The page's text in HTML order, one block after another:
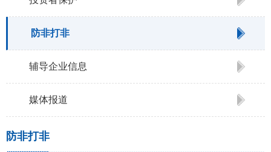
防非打非
辅导企业信息
媒体报道
防非打非